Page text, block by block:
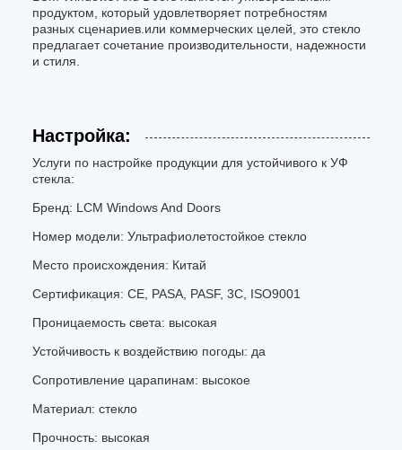
продуктом, который удовлетворяет потребностям
разных сценариев.или коммерческих целей, это стекло
предлагает сочетание производительности, надежности
и стиля.
Настройка:
Услуги по настройке продукции для устойчивого к УФ
стекла:
Бренд: LCM Windows And Doors
Номер модели: Ультрафиолетостойкое стекло
Место происхождения: Китай
Сертификация: CE, PASA, PASF, 3C, ISO9001
Проницаемость света: высокая
Устойчивость к воздействию погоды: да
Сопротивление царапинам: высокое
Материал: стекло
Прочность: высокая